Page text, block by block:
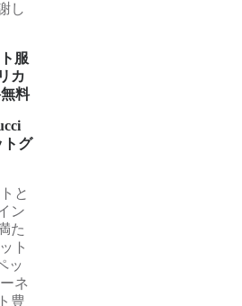
し
服
カ
料
トグ
と
ン
た
ト
ッ
ネ
豊